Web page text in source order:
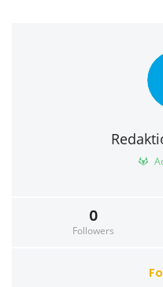
0
Followers